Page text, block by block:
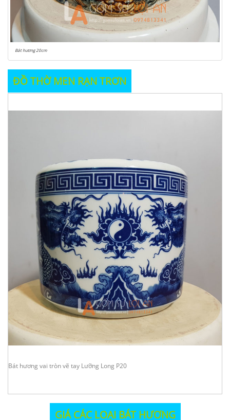
Bát hương 20cm
ĐỒ THỜ MEN RẠN TRƠN
Bát hương vai tròn vẽ tay Lưỡng Long P20
GIÁ CÁC LOẠI BÁT HƯƠNG